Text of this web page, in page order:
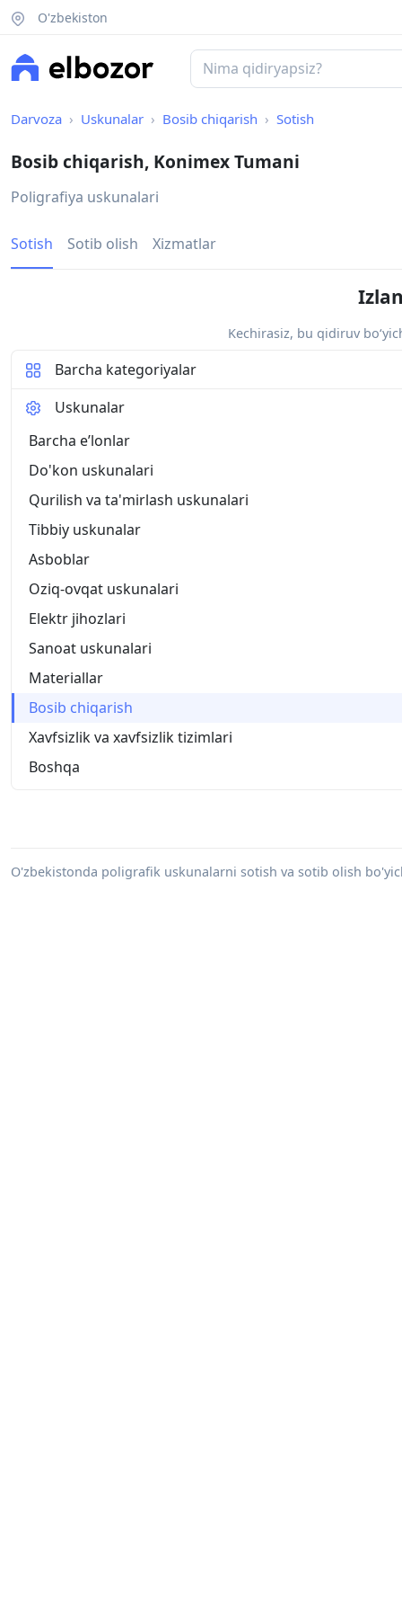
O'zbekiston
Darvoza Uskunalar Bosib chiqarish Sotish
Bosib chiqarish, Konimex Tumani
Poligrafiya uskunalari
Sotish Sotib olish Xizmatlar
Kechirasiz, bu qidiruv
Barcha kategoriyalar
Uskunalar
Barcha eʼlonlar
Do'kon uskunalari
Qurilish va ta'mirlash uskunalari
Tibbiy uskunalar
Asboblar
Oziq-ovqat uskunalari
Elektr jihozlari
Sanoat uskunalari
Materiallar
Bosib chiqarish
Xavfsizlik va xavfsizlik tizimlari
Boshqa
O'zbekistonda poligrafik uskunalarni sotish va sotib olish